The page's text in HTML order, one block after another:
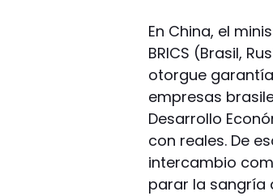
En China, el
BRICS (Brasil,
otorgue
empresas
Desarrollo
con reales. De
intercambio
parar la sangría